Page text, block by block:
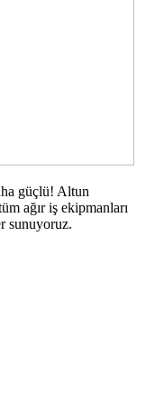
güçlü! Altun
ağır iş ekipmanları
sunuyoruz.